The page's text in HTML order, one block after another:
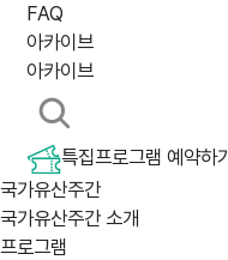
FAQ
아카이브
아카이브
특집프로그램 예약하기
국가유산주간
국가유산주간 소개
프로그램